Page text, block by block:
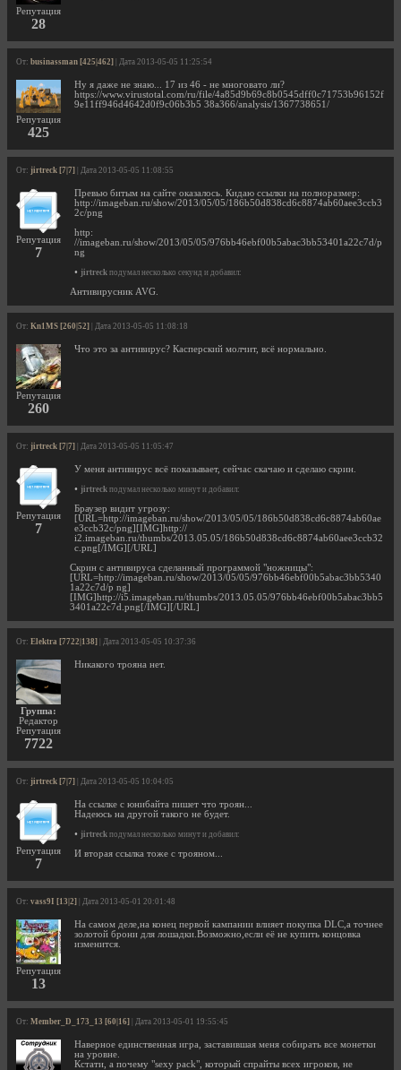
Репутация
28
От: businassman [425|462] | Дата 2013-05-05 11:25:54
Репутация
425
Ну я даже не знаю... 17 из 46 - не многовато ли?
https://www.virustotal.com/ru/file/4a85d9b69c8b0545dff0c71753b96152f
9e11ff946d4642d0f9c06b3b5 38a366/analysis/1367738651/
От: jirtreck [7|7] | Дата 2013-05-05 11:08:55
Репутация
7
Превью битым на сайте оказалось. Кидаю ссылки на полноразмер:
http://imageban.ru/show/2013/05/05/186b50d838cd6c8874ab60aee3ccb3
2c/png
http:
//imageban.ru/show/2013/05/05/976bb46ebf00b5abac3bb53401a22c7d/p
ng
• jirtreck подумал несколько секунд и добавил:
Антивирусник AVG.
От: Kn1MS [260|52] | Дата 2013-05-05 11:08:18
Репутация
260
Что это за антивирус? Касперский молчит, всё нормально.
От: jirtreck [7|7] | Дата 2013-05-05 11:05:47
Репутация
7
У меня антивирус всё показывает, сейчас скачаю и сделаю скрин.
• jirtreck подумал несколько минут и добавил:
Браузер видит угрозу:
[URL=http://imageban.ru/show/2013/05/05/186b50d838cd6c8874ab60ae
e3ccb32c/png][IMG]http://
i2.imageban.ru/thumbs/2013.05.05/186b50d838cd6c8874ab60aee3ccb32
c.png[/IMG][/URL]
Скрин с антивируса сделанный программой "ножницы":
[URL=http://imageban.ru/show/2013/05/05/976bb46ebf00b5abac3bb5340
1a22c7d/p ng]
[IMG]http://i5.imageban.ru/thumbs/2013.05.05/976bb46ebf00b5abac3bb5
3401a22c7d.png[/IMG][/URL]
От: Elektra [7722|138] | Дата 2013-05-05 10:37:36
Группа:
Редактор
Репутация
7722
Никакого трояна нет.
От: jirtreck [7|7] | Дата 2013-05-05 10:04:05
Репутация
7
На ссылке с юнибайта пишет что троян...
Надеюсь на другой такого не будет.
• jirtreck подумал несколько минут и добавил:
И вторая ссылка тоже с трояном...
От: vass9I [13|2] | Дата 2013-05-01 20:01:48
Репутация
13
На самом деле,на конец первой кампании влияет покупка DLC,а точнее
золотой брони для лошадки.Возможно,если её не купить концовка
изменится.
От: Member_D_173_13 [60|16] | Дата 2013-05-01 19:55:45
Наверное единственная игра, заставившая меня собирать все монетки
на уровне.
Кстати, а почему "sexy pack", который спрайты всех игроков, не